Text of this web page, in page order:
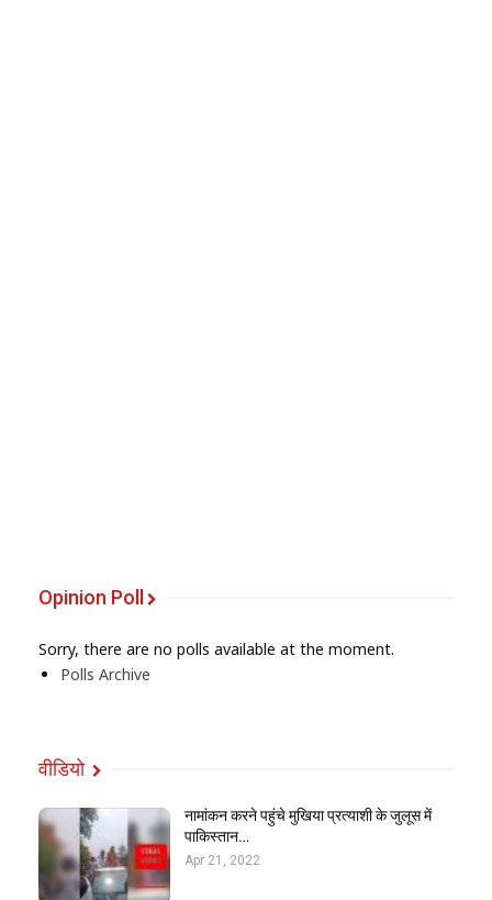
Opinion Poll
Sorry, there are no polls available at the moment.
Polls Archive
वीडियो
नामांकन करने पहुंचे मुखिया प्रत्याशी के जुलूस में
पाकिस्तान…
Apr 21, 2022